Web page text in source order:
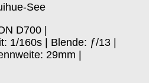
See
D700 |
1/160s | Blende: ƒ/13 |
29mm |